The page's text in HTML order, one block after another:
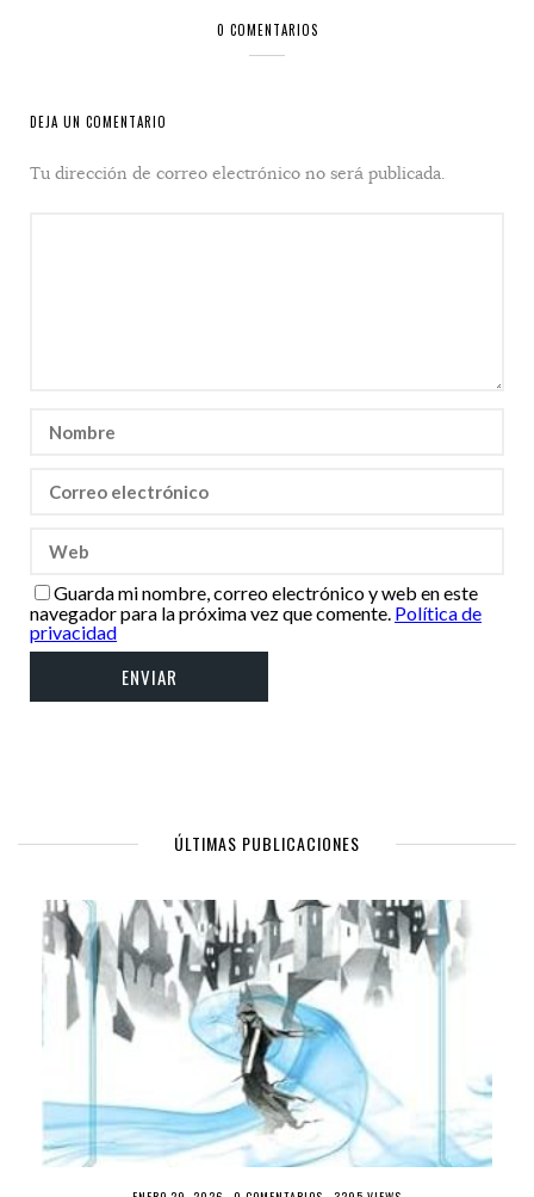
0 COMENTARIOS
DEJA UN COMENTARIO
Tu dirección de correo electrónico no será publicada.
Guarda mi nombre, correo electrónico y web en este
navegador para la próxima vez que comente. Política de
privacidad
ÚLTIMAS PUBLICACIONES